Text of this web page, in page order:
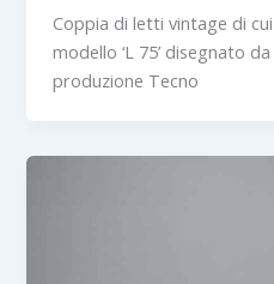
Coppia di letti vintage di
modello ‘L 75’ disegnato
produzione Tecno